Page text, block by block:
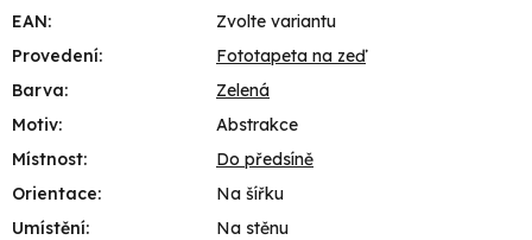
EAN:
Zvolte variantu
Provedení:
Fototapeta na zeď
Barva:
Zelená
Motiv:
Abstrakce
Místnost:
Do předsíně
Orientace:
Na šířku
Umístění:
Na stěnu